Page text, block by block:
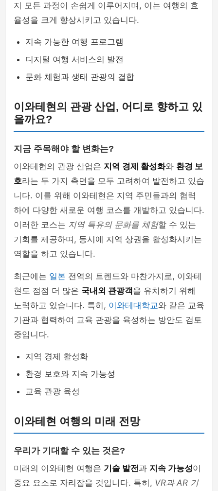
지 모든 과정이 손쉽게 이루어지며, 이는 여행의 효
율성을 크게 향상시키고 있습니다.
지속 가능한 여행 프로그램
디지털 여행 서비스의 발전
문화 체험과 생태 관광의 결합
이와테현의 관광 산업, 어디로 향하고 있
을까요?
지금 주목해야 할 변화는?
이와테현의 관광 산업은 지역 경제 활성화와 환경 보
호라는 두 가지 측면을 모두 고려하여 발전하고 있습
니다. 이를 위해 이와테현은 지역 주민들과의 협력
하에 다양한 새로운 여행 코스를 개발하고 있습니다.
이러한 코스는 지역 특유의 문화를 체험할 수 있는
기회를 제공하며, 동시에 지역 상권을 활성화시키는
역할을 하고 있습니다.
최근에는 일본 전역의 트렌드와 마찬가지로, 이와테
현도 점점 더 많은 국내외 관광객을 유치하기 위해
노력하고 있습니다. 특히, 이와테대학교와 같은 교육
기관과 협력하여 교육 관광을 육성하는 방안도 검토
중입니다.
지역 경제 활성화
환경 보호와 지속 가능성
교육 관광 육성
이와테현 여행의 미래 전망
우리가 기대할 수 있는 것은?
미래의 이와테현 여행은 기술 발전과 지속 가능성이
중요 요소로 자리잡을 것입니다. 특히, VR과 AR 기